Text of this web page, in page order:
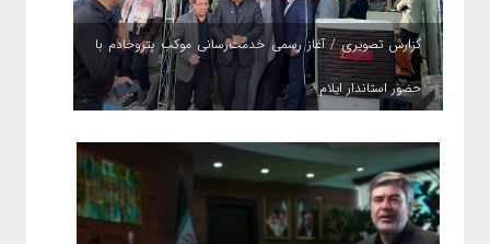
گزارش تصویری / آغاز رسمی خدمت‌رسانی موکب پتروخادم با
حضور استاندار ایلام